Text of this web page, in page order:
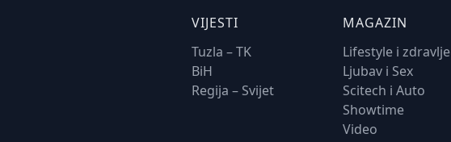
VIJESTI
Tuzla – TK
BiH
Regija – Svijet
MAGAZIN
Lifestyle i zdravlje
Ljubav i Sex
Scitech i Auto
Showtime
Video